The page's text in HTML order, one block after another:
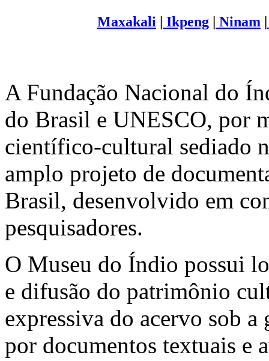
Maxakali | Ikpeng | Ninam |
A Fundação Nacional do
do Brasil e UNESCO, por
científico-cultural sediado
amplo projeto de
Brasil, desenvolvido em
pesquisadores.
O Museu do Índio possui
e difusão do patrimônio
expressiva do acervo sob
por documentos textuais e